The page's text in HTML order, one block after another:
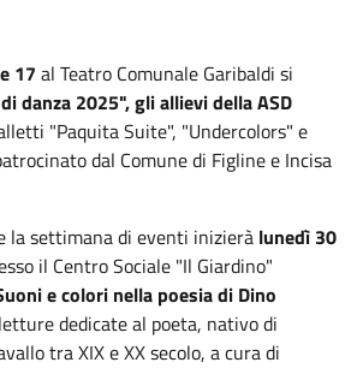
17 al Teatro Comunale Garibaldi si
danza 2025", gli allievi della ASD
"Paquita Suite", "Undercolors" e
dal Comune di Figline e Incisa
la settimana di eventi inizierà lunedì 30
il Centro Sociale "Il Giardino"
e colori nella poesia di Dino
dedicate al poeta, nativo di
tra XIX e XX secolo, a cura di